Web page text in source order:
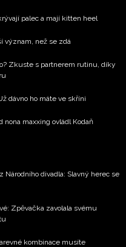
palec a mají kitten heel
význam, než se zdá
Zkuste s partnerem rutinu, díky
dávno ho máte ve skříni
nona maxxing ovládl Kodaň
Národního divadla: Slavný herec se
Zpěvačka zavolala svému
kombinace musíte